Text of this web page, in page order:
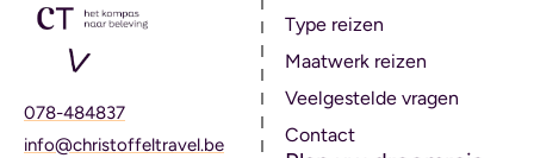
078-484837
info@christoffeltravel.be
Type reizen
Maatwerk reizen
Veelgestelde vragen
Contact